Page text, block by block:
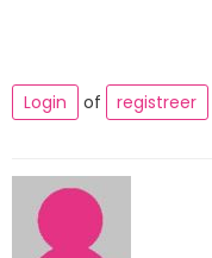
Login
of registreer